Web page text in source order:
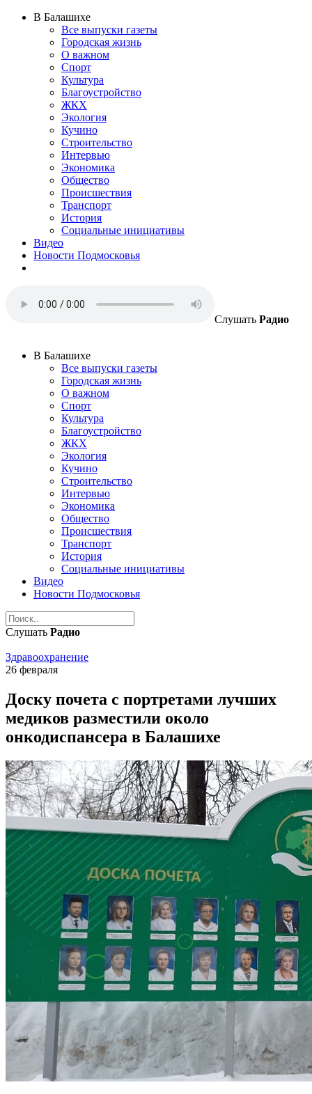
В Балашихе
Все выпуски газеты
Городская жизнь
О важном
Спорт
Культура
Благоустройство
ЖКХ
Экология
Кучино
Строительство
Интервью
Экономика
Общество
Происшествия
Транспорт
История
Социальные инициативы
Видео
Новости Подмосковья
Слушать Радио
В Балашихе
Все выпуски газеты
Городская жизнь
О важном
Спорт
Культура
Благоустройство
ЖКХ
Экология
Кучино
Строительство
Интервью
Экономика
Общество
Происшествия
Транспорт
История
Социальные инициативы
Видео
Новости Подмосковья
Слушать Радио
Здравоохранение
26 февраля
Доску почета с портретами лучших
медиков разместили около
онкодиспансера в Балашихе